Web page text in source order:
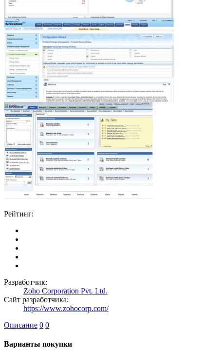
Рейтинг:
Разработчик:
Zoho Corporation Pvt. Ltd.
Сайт разработчика:
https://www.zohocorp.com/
Описание 0 0
Варианты покупки